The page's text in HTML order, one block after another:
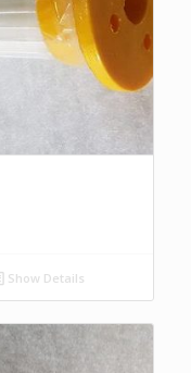
Show Details